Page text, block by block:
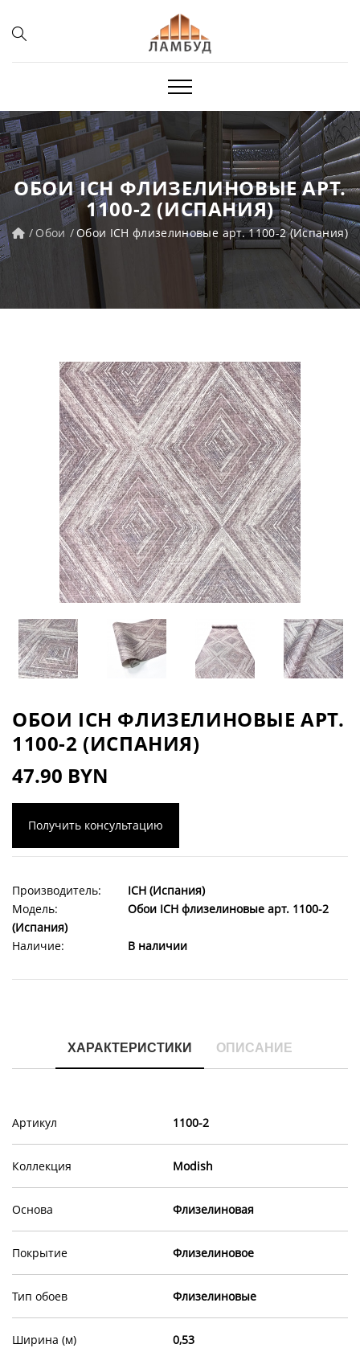
ОБОИ ICH ФЛИЗЕЛИНОВЫЕ АРТ.
1100-2 (ИСПАНИЯ)
Обои Обои ICH флизелиновые арт. 1100-2 (Испания)
ОБОИ ICH ФЛИЗЕЛИНОВЫЕ АРТ.
1100-2 (ИСПАНИЯ)
47.90 BYN
Получить консультацию
Производитель:
ICH (Испания)
Модель:
Обои ICH флизелиновые арт. 1100-2
(Испания)
Наличие:
В наличии
ХАРАКТЕРИСТИКИ ОПИСАНИЕ
Артикул 1100-2
Коллекция Modish
Основа Флизелиновая
Покрытие Флизелиновое
Тип обоев Флизелиновые
Ширина (м) 0,53